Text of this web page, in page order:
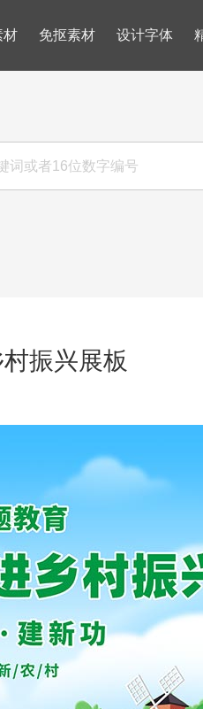
材 免抠素材 设计字体
振兴展板